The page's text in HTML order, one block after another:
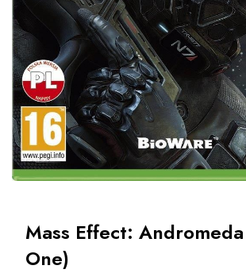
Mass Effect:
One)